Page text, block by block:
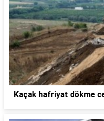
Kaçak hafriyat dökme